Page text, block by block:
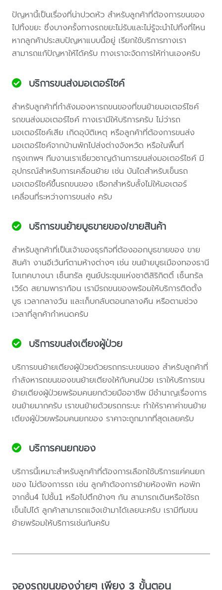
ปัญหานี้เป็นเรื่องที่น่าปวดหัว สำหรับลูกค้าที่ต้องการขนของ
ไปทิ้งขยะ ซึ่งบางครั้งทางรถขยะไม่รับและไม่รู้จะนำไปทิ้งที่ไหน
หากลูกค้าประสบปัญหาแบบนี้อยู่ เรียกใช้บริการทางเรา
สามารถแก้ปัญหาให้ได้ครับ ทางเราจะจัดการให้ท่านเองครับ
บริการขนส่งมอเตอร์ไซค์
สำหรับลูกค้าที่กำลังมองหารถขนของที่ขนย้ายมอเตอร์ไซค์
รถขนส่งมอเตอร์ไซค์ ทางเรามีให้บริการครับ ไม่ว่ารถ
มอเตอร์ไซค์เสีย เกิดอุบัติเหตุ หรือลูกค้าที่ต้องการขนส่ง
มอเตอร์ไซค์จากบ้านพักไปส่งต่างจังหวัด หรือในพื้นที่
กรุงเทพฯ ทีมงานเราเชี่ยวชาญด้านการขนส่งมอเตอร์ไซค์ มี
อุปกรณ์สำหรับการเคลื่อนย้าย เช่น บันไดสำหรับเข็นรถ
มอเตอร์ไซค์ขึ้นรถขนของ เชือกสำหรับลั้งไม่ให้มอเตอร์
เคลื่อนที่ระหว่างการขนส่ง ครับ
บริการขนย้ายบูธขายของ/ขายสินค้า
สำหรับลูกค้าที่เป็นเจ้าของธุรกิจที่ต้องออกบูธขายของ ขาย
สินค้า งานอีเว้นท์ตามห้างต่างๆ เช่น ขนย้ายบูธเมืองทองธานี
ไบเทคบางนา เซ็นทรัล ศูนย์ประชุมแห่งชาติสิริกิตติ์ เซ็นทรัล
เวิร์ด สยามพาราก้อน เรามีรถขนของพร้อมให้บริการติดตั้ง
บูธ เวลากลางวัน และเก็บกลับตอนกลางคืน หรือตามช่วง
เวลาที่ลูกค้ากำหนดครับ
บริการขนส่งเตียงผู้ป่วย
บริการขนย้ายเตียงผู้ป่วยด้วยรถกระบะขนของ สำหรับลูกค้าที่
กำลังหารถขนของขนย้ายเตียงให้กับคนป่วย เราให้บริการขน
ย้ายเตียงผู้ป่วยพร้อมคนยกด้วยมืออาชีพ มีชำนาญเรื่องการ
ขนย้ายมากครับ เราขนย้ายด้วยรถกระบะ ทำให้ราคาค่าขนย้าย
เตียงผู้ป่วยพร้อมคนยกของ ราคาจะถูกมากที่สุดเลยครับ
บริการคนยกของ
บริการนี้เหมาะสำหรับลูกค้าที่ต้องการเลือกใช้บริการแค่คนยก
ของ ไม่ต้องการรถ เช่น ลูกค้าต้องการย้ายห้องพัก หอพัก
จากชั้น4 ไปชั้น1 หรือไปตึกข้างๆ กัน สามารถเดินหรือใช้รถ
เข็นไปได้ ลูกค้าสามารถแจ้งเข้ามาได้เลยนะครับ เรามีทีมขน
ย้ายพร้อมให้บริการเช่นกันครับ
จองรถขนของง่ายๆ เพียง 3 ขั้นตอน